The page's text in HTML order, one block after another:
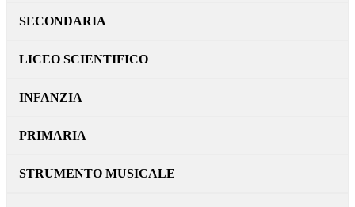
SECONDARIA
LICEO SCIENTIFICO
INFANZIA
PRIMARIA
STRUMENTO MUSICALE